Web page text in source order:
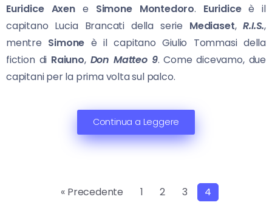
Euridice Axene Simone Montedoro. Euridiceè il
capitano Lucia Brancati della serie Mediaset,R.I.S.,
mentre Simone è il capitano Giulio Tommasi della
fiction di Raiuno, Don Matteo 9. Come dicevamo, due
capitani per la prima volta sul palco.
Continua a Leggere
« Precedente 1 2 3 4